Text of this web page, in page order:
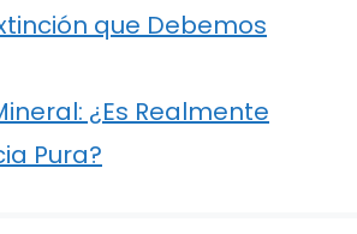
que Debemos
¿Es Realmente
Pura?